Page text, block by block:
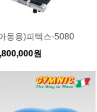
동용)피텍스-5080
원